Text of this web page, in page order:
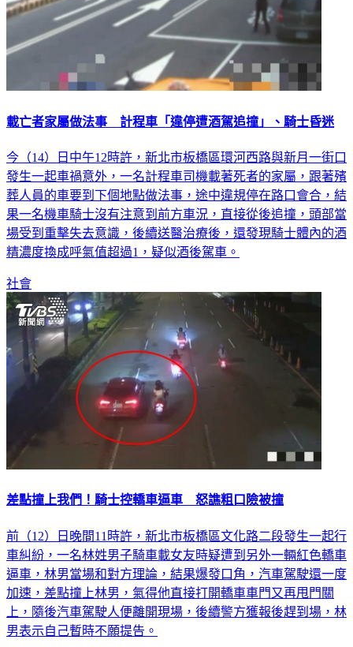
載亡者家屬做法事 計程車「違停遭酒駕追撞」、騎士昏迷
今（14）日中午12時許，新北市板橋區環河西路與新月一街口
發生一起車禍意外，一名計程車司機載著死者的家屬，跟著殯
葬人員的車要到下個地點做法事，途中違規停在路口會合，結
果一名機車騎士沒有注意到前方車況，直接從後追撞，頭部當
場受到重擊失去意識，後續送醫治療後，還發現騎士體內的酒
精濃度換成呼氣值超過1，疑似酒後駕車。
社會
差點撞上我們！騎士控轎車逼車 怒譙粗口險被撞
前（12）日晚間11時許，新北市板橋區文化路二段發生一起行
車糾紛，一名林姓男子騎車載女友時疑遭到另外一輛紅色轎車
逼車，林男當場和對方理論，結果爆發口角，汽車駕駛還一度
加速，差點撞上林男，氣得他直接打開轎車車門又再甩門關
上，隨後汽車駕駛人便離開現場，後續警方獲報後趕到場，林
男表示自己暫時不願提告。